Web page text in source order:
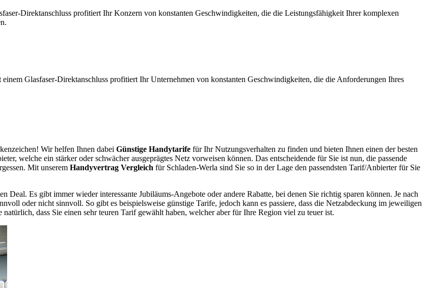
Direktanschluss profitiert Ihr Konzern von konstanten Geschwindigkeiten, die die Leistungsfähigkeit Ihrer komplexen
Glasfaser-Direktanschluss profitiert Ihr Unternehmen von konstanten Geschwindigkeiten, die die Anforderungen Ihres
Wir helfen Ihnen dabei Günstige Handytarife für Ihr Nutzungsverhalten zu finden und bieten Ihnen einen der besten
welche ein stärker oder schwächer ausgeprägtes Netz vorweisen können. Das entscheidende für Sie ist nun, die passende
Mit unserem Handyvertrag Vergleich für Schladen-Werla sind Sie so in der Lage den passendsten Tarif/Anbierter für Sie
Es gibt immer wieder interessante Jubiläums-Angebote oder andere Rabatte, bei denen Sie richtig sparen können. Je nach
oder nicht sinnvoll. So gibt es beispielsweise günstige Tarife, jedoch kann es passiere, dass die Netzabdeckung im jeweiligen
dass Sie einen sehr teuren Tarif gewählt haben, welcher aber für Ihre Region viel zu teuer ist.